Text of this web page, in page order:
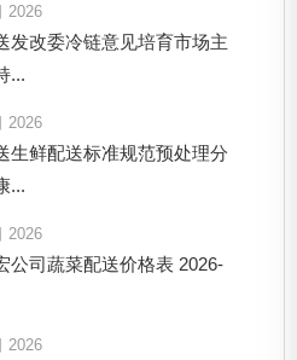
2026
发改委冷链意见培育市场主
...
2026
生鲜配送标准规范预处理分
...
2026
公司蔬菜配送价格表 2026-
2026